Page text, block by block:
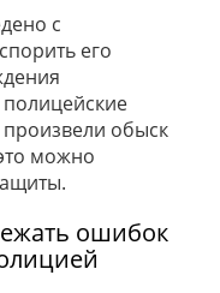
с
его
обыск
можно
ошибок